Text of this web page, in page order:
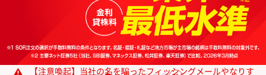
【注意喚起】当社の名を騙ったフィッシングメールやなりす